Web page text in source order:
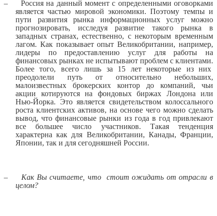
–
Россия на данный момент с определенными оговорками
является частью мировой экономики. Поэтому темпы и
пути развития рынка информационных услуг можно
прогнозировать, исследуя развитие такого рынка в
западных странах, естественно, с некоторым временным
лагом. Как показывает опыт Великобритании, например,
лидеры по предоставлению услуг для работы на
финансовых рынках не испытывают проблем с клиентами.
Более того, всего лишь за 15 лет некоторые из них
преодолели путь от относительно небольших,
малоизвестных брокерских контор до компаний, чьи
акции котируются на фондовых биржах Лондона или
Нью-Йорка. Это является свидетельством колоссального
роста клиентских активов, на основе чего можно сделать
вывод, что финансовые рынки из года в год привлекают
все большее число участников. Такая тенденция
характерна как для Великобритании, Канады, Франции,
Японии, так и для сегодняшней России.
– Как Вы считаете, что
стоит ожидать от отрасли в
целом?